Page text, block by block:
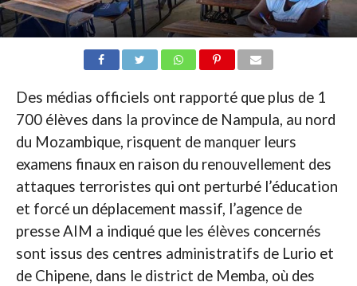
Des médias officiels ont rapporté que plus de 1
700 élèves dans la province de Nampula, au nord
du Mozambique, risquent de manquer leurs
examens finaux en raison du renouvellement des
attaques terroristes qui ont perturbé l’éducation
et forcé un déplacement massif, l’agence de
presse AIM a indiqué que les élèves concernés
sont issus des centres administratifs de Lurio et
de Chipene, dans le district de Memba, où des